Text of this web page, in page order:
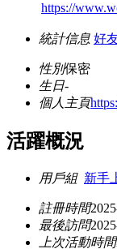
https://
統計信息 好
性別保密
生日-
個人主頁
活躍概況
用戶組 新手
註冊時間
最後訪問
上次活動時間